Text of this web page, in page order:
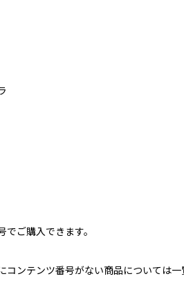
ご購入できます。
ンテンツ番号がない商品については一